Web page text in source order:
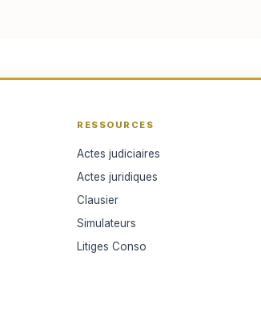
RESSOURCES
Actes judiciaires
Actes juridiques
Clausier
Simulateurs
Litiges Conso